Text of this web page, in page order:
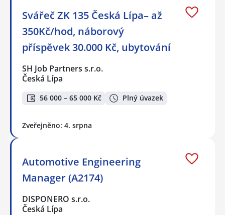
Svářeč ZK 135 Česká Lípa– až
350Kč/hod, náborový
příspěvek 30.000 Kč, ubytování
SH Job Partners s.r.o.
Česká Lípa
56 000 – 65 000 Kč Plný úvazek
Zveřejněno: 4. srpna
Automotive Engineering
Manager (A2174)
DISPONERO s.r.o.
Česká Lípa